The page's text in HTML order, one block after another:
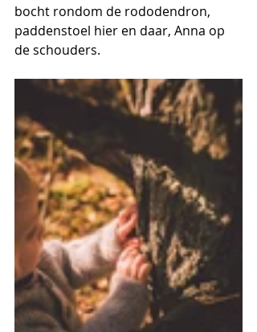
bocht rondom de rododendron,
paddenstoel hier en daar, Anna op
de schouders.